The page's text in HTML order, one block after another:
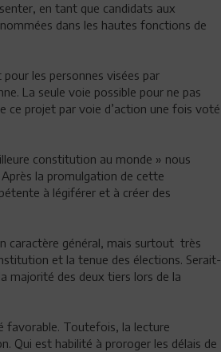
en tant que candidats aux
dans les hautes fonctions de
pour les personnes visées par
La seule voie possible pour ne pas
ce projet par voie d’action une fois voté
constitution au monde » nous
la promulgation de cette
à légiférer et à créer des
caractère général, mais surtout très
et la tenue des élections. Serait-
majorité des deux tiers lors de la
favorable. Toutefois, la lecture
Qui est habilité à proroger les délais de